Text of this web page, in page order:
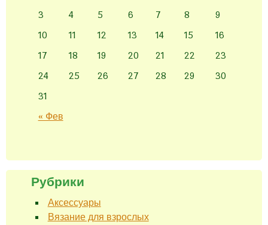
« Фев
3
4 5 6 7 8
9
10
11 12 13 14 15
16
17
18 19 20 21 22
23
24
25 26 27 28 29
30
31
Рубрики
Аксессуары
Вязание для взрослых